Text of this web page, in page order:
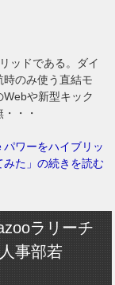
ッドである。ダイ
のみ使う直結モ
や新型キック
・・
パワーをハイブリッ
みた」の続きを読む
ラリーチ
事部若